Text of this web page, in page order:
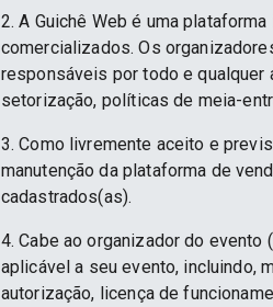
2. A Guichê Web é uma
comercializados. Os
responsáveis por todo e qualquer
setorização, políticas de meia-
3. Como livremente aceito e
manutenção da plataforma de
cadastrados(as).
4. Cabe ao organizador do
aplicável a seu evento, incluindo,
autorização, licença de